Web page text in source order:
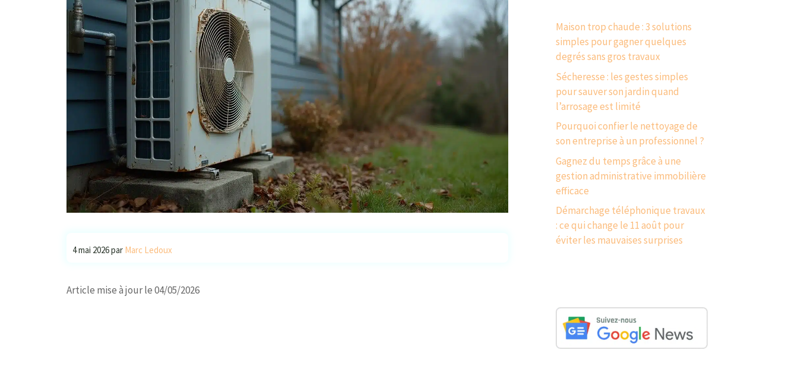
4 mai 2026par Marc Ledoux
Article mise à jour le 04/05/2026
Maison trop chaude : 3 solutions
simples pour gagner quelques
degrés sans gros travaux
Sécheresse : les gestes simples
pour sauver son jardin quand
l’arrosage est limité
Pourquoi confier le nettoyage de
son entreprise à un professionnel ?
Gagnez du temps grâce à une
gestion administrative immobilière
efficace
Démarchage téléphonique travaux
: ce qui change le 11 août pour
éviter les mauvaises surprises